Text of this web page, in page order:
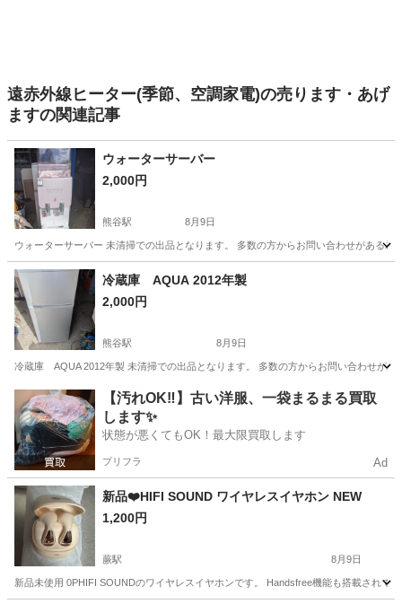
遠赤外線ヒーター(季節、空調家電)の売ります・あげ
ますの関連記事
ウォーターサーバー
2,000円
熊谷駅 8月9日
ウォーターサーバー 未清掃での出品となります。 多数の方からお問い合わせがある
埼玉 熊谷市 熊谷駅
冷蔵庫 AQUA 2012年製
2,000円
熊谷駅 8月9日
冷蔵庫 AQUA 2012年製 未清掃での出品となります。 多数の方からお問い合わせが
埼玉 熊谷市 熊谷駅 キッチン家電
【汚れOK‼️】古い洋服、一袋まるまる買取
します✨
状態が悪くてもOK！最大限買取します
プリフラ Ad
新品❤️HIFI SOUND ワイヤレスイヤホン NEW
1,200円
蕨駅 8月9日
新品未使用 0PHIFI SOUNDのワイヤレスイヤホンです。 Handsfree機能も搭載され